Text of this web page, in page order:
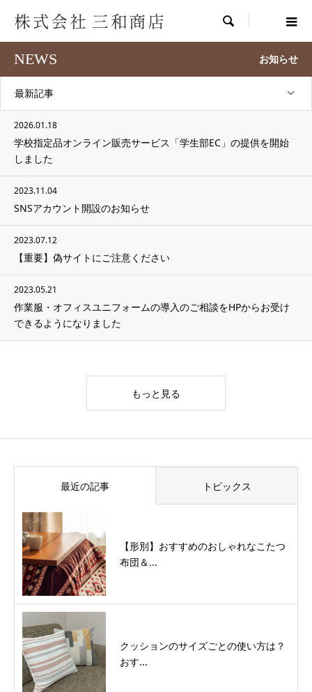

NEWS お知らせ
最新記事
2026.01.18
学校指定品オンライン販売サービス「学生部EC」の提供を開始
しました
2023.11.04
SNSアカウント開設のお知らせ
2023.07.12
【重要】偽サイトにご注意ください
2023.05.21
作業服・オフィスユニフォームの導入のご相談をHPからお受け
できるようになりました
もっと見る
最近の記事 トピックス
【形別】おすすめのおしゃれなこたつ
布団＆...
クッションのサイズごとの使い方は？
おす...